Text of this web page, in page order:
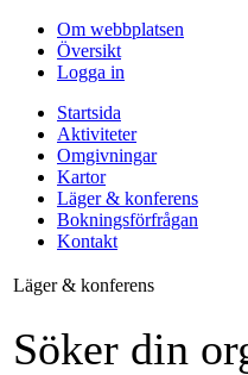
Om webbplatsen
Översikt
Logga in
Startsida
Aktiviteter
Omgivningar
Kartor
Läger & konferens
Bokningsförfrågan
Kontakt
Läger & konferens
Söker din